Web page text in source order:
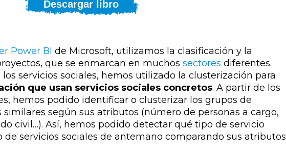
Descargar libro
Power BI de Microsoft, utilizamos la clasificación y la
que se enmarcan en muchos sectores diferentes.
servicios sociales, hemos utilizado la clusterización para
que usan servicios sociales concretos. A partir de los
hemos podido identificar o clusterizar los grupos de
similares según sus atributos (número de personas a cargo,
civil…). Así, hemos podido detectar qué tipo de servicio
de servicios sociales de antemano comparando sus atributos